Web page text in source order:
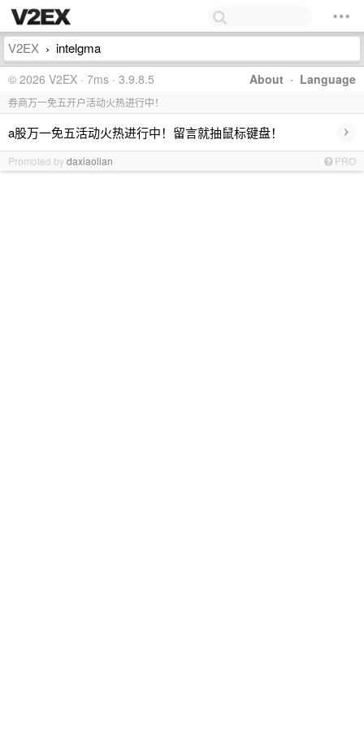
V2EX › intelgma
About · Language
© 2026 V2EX · 7ms · 3.9.8.5
券商万一免五开户活动火热进行中！
a股万一免五活动火热进行中！留言就抽鼠标键盘！ ›
Promoted bydaxiaolian PRO